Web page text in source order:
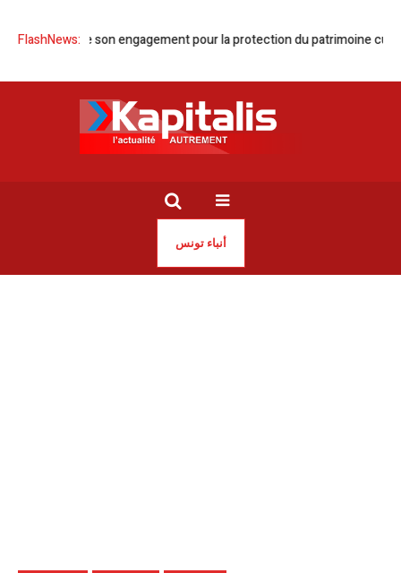
FlashNews:son engagement pour la protection du patrimoine culturel
أنباء تونس